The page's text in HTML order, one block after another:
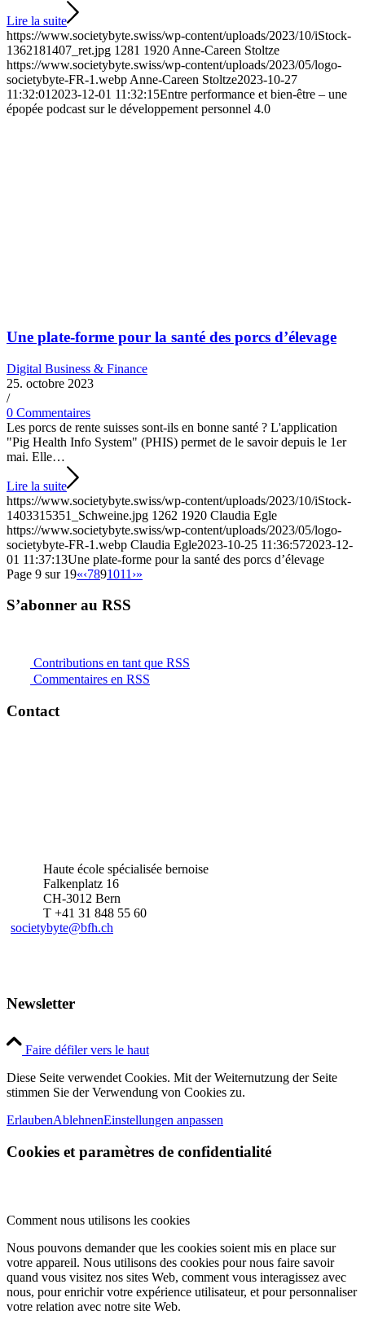
Lire la suite
https://www.societybyte.swiss/wp-content/uploads/2023/10/iStock-
1362181407_ret.jpg 1281 1920 Anne-Careen Stoltze
https://www.societybyte.swiss/wp-content/uploads/2023/05/logo-
societybyte-FR-1.webp Anne-Careen Stoltze2023-10-27
11:32:01 2023-12-01 11:32:15Entre performance et bien-être – une
épopée podcast sur le développement personnel 4.0
Une plate-forme pour la santé des porcs d’élevage
Digital Business & Finance
25. octobre 2023
/
0 Commentaires
Les porcs de rente suisses sont-ils en bonne santé ? L'application
"Pig Health Info System" (PHIS) permet de le savoir depuis le 1er
mai. Elle…
Lire la suite
https://www.societybyte.swiss/wp-content/uploads/2023/10/iStock-
1403315351_Schweine.jpg 1262 1920 Claudia Egle
https://www.societybyte.swiss/wp-content/uploads/2023/05/logo-
societybyte-FR-1.webp Claudia Egle2023-10-25 11:36:572023-12-
01 11:37:13Une plate-forme pour la santé des porcs d’élevage
Page 9 sur 19«‹7891011 ›»
S’abonner au RSS
Contributions en tant que RSS
Commentaires en RSS
Contact
Haute école spécialisée bernoise
Falkenplatz 16
CH-3012 Bern
T +41 31 848 55 60
societybyte@bfh.ch
Newsletter
Faire défiler vers le haut
Diese Seite verwendet Cookies. Mit der Weiternutzung der Seite
stimmen Sie der Verwendung von Cookies zu.
ErlaubenAblehnenEinstellungen anpassen
Cookies et paramètres de confidentialité
Comment nous utilisons les cookies
Nous pouvons demander que les cookies soient mis en place sur
votre appareil. Nous utilisons des cookies pour nous faire savoir
quand vous visitez nos sites Web, comment vous interagissez avec
nous, pour enrichir votre expérience utilisateur, et pour personnaliser
votre relation avec notre site Web.